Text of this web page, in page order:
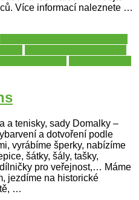
Více informací naleznete …
a tenisky, sady Domalky –
a dotvoření podle
vyrábíme šperky, nabízíme
šátky, šály, tašky,
pro veřejnost,… Máme
jezdíme na historické
…